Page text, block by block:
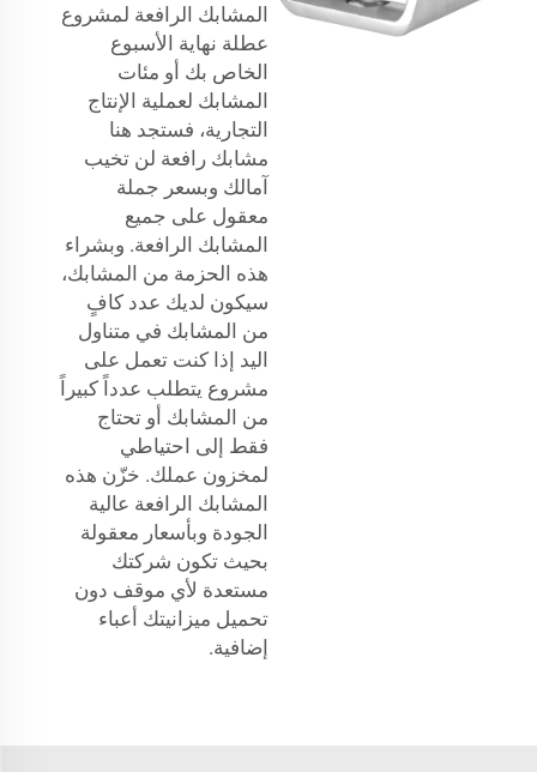
المشابك الرافعة لمشروع
عطلة نهاية الأسبوع
الخاص بك أو مئات
المشابك لعملية الإنتاج
التجارية، فستجد هنا
مشابك رافعة لن تخيب
آمالك وبسعر جملة
معقول على جميع
المشابك الرافعة. وبشراء
هذه الحزمة من المشابك،
سيكون لديك عدد كافٍ
من المشابك في متناول
اليد إذا كنت تعمل على
مشروع يتطلب عدداً كبيراً
من المشابك أو تحتاج
فقط إلى احتياطي
لمخزون عملك. خزّن هذه
المشابك الرافعة عالية
الجودة وبأسعار معقولة
بحيث تكون شركتك
مستعدة لأي موقف دون
تحميل ميزانيتك أعباء
إضافية.